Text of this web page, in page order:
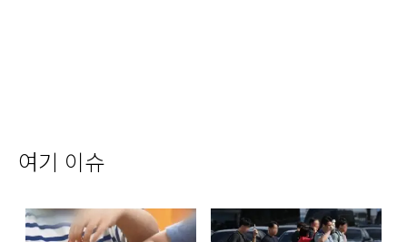
여기 이슈